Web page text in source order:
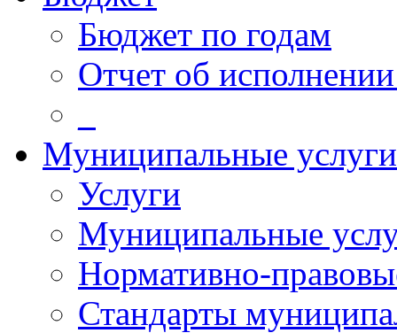
Бюджет по годам
Отчет об
Муниципальные услуги
Услуги
Муниципальные
Нормативно-
Стандарты